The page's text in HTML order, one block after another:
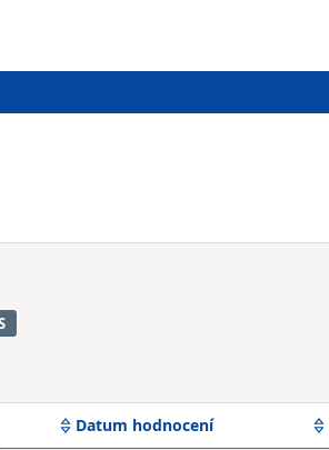
Datum hodnocení